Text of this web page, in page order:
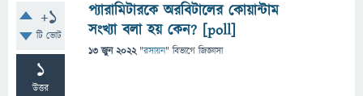
+1
টি ভোট
1
উত্তর
প্যারামিটারকে অরবিটালের কোয়ান্টাম
সংখ্যা বলা হয় কেন? [poll]
13 জুন 2022 "রসায়ন" বিভাগে জিজ্ঞাসা